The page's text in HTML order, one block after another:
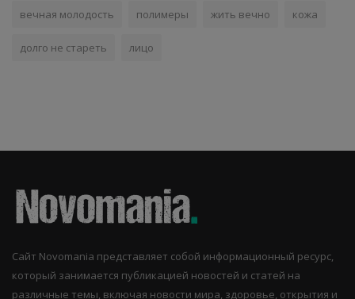
вечная молодость полимеры жить вечно кожа
долго не стареть лицо
Сайт Novomania представляет собой информационный ресурс,
который занимается публикацией новостей и статей на
различные темы, включая новости мира, здоровье, открытия и